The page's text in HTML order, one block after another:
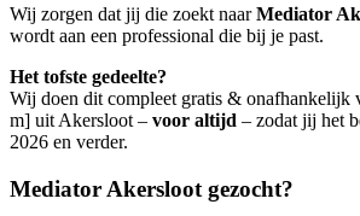
Wij zorgen dat jij die zoekt naarMediator
wordt aan een professional die bij je past.
Het tofste gedeelte?
Wij doen dit compleet gratis & onafhankelijk
m] uit Akersloot – voor altijd – zodat jij het
2026 en verder.
Mediator Akersloot gezocht?